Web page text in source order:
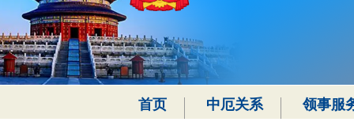
首页 中厄关系 领事服